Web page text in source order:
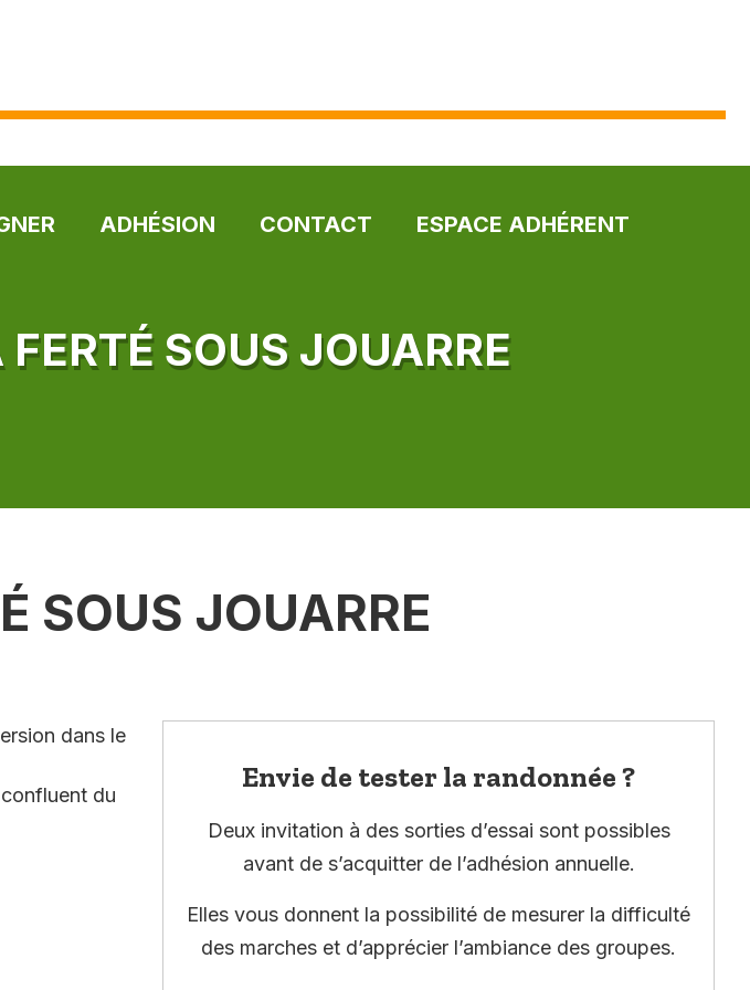
ADHÉSION CONTACT ESPACE ADHÉRENT
SOUS JOUARRE
SOUS JOUARRE
dans le
du
Envie de tester la randonnée ?
Deux invitation à des sorties d’essai sont possibles
avant de s’acquitter de l’adhésion annuelle.
Elles vous donnent la possibilité de mesurer la difficulté
des marches et d’apprécier l’ambiance des groupes.